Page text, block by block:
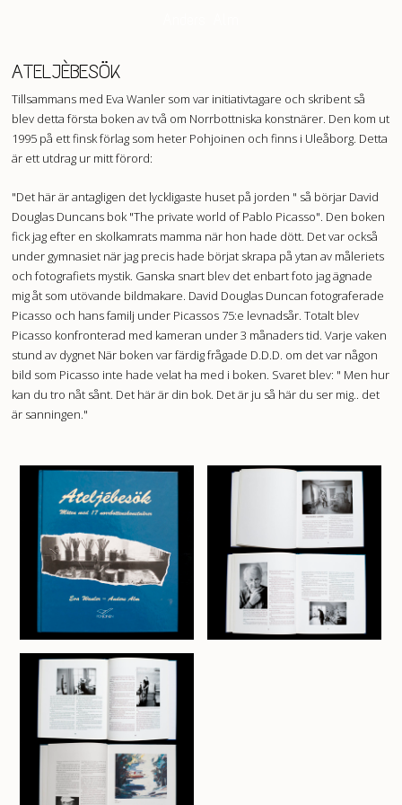
ATELJÈBESÖK
Tillsammans med Eva Wanler som var initiativtagare och skribent så
blev detta första boken av två om Norrbottniska konstnärer. Den kom ut
1995 på ett finsk förlag som heter Pohjoinen och finns i Uleåborg. Detta
är ett utdrag ur mitt förord:
"Det här är antagligen det lyckligaste huset på jorden " så börjar David
Douglas Duncans bok "The private world of Pablo Picasso". Den boken
fick jag efter en skolkamrats mamma när hon hade dött. Det var också
under gymnasiet när jag precis hade börjat skrapa på ytan av måleriets
och fotografiets mystik. Ganska snart blev det enbart foto jag ägnade
mig åt som utövande bildmakare. David Douglas Duncan fotograferade
Picasso och hans familj under Picassos 75:e levnadsår. Totalt blev
Picasso konfronterad med kameran under 3 månaders tid. Varje vaken
stund av dygnet När boken var färdig frågade D.D.D. om det var någon
bild som Picasso inte hade velat ha med i boken. Svaret blev: " Men hur
kan du tro nåt sånt. Det här är din bok. Det är ju så här du ser mig.. det
är sanningen."